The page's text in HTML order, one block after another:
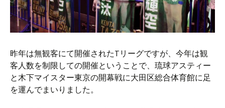
昨年は無観客にて開催されたTリーグですが、今年は観
客人数を制限しての開催ということで、琉球アスティー
と木下マイスター東京の開幕戦に大田区総合体育館に足
を運んでまいりました。